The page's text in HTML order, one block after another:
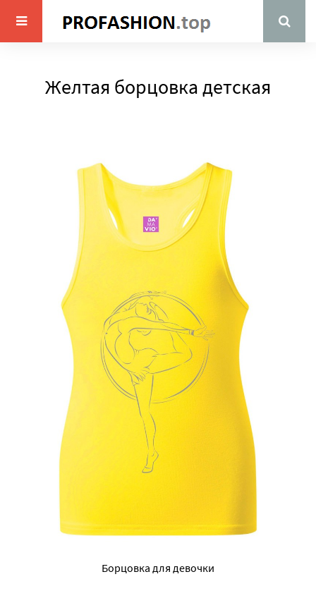
Желтая борцовка детская
Борцовка для девочки